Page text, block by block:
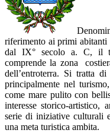
riferimento ai primi abitanti
dal IX° secolo a. C, il
comprende la zona
dell’entroterra. Si tratta
principalmente nel
come mare pulito con
interesse storico-artistico,
serie di iniziative culturali
una meta turistica ambita.